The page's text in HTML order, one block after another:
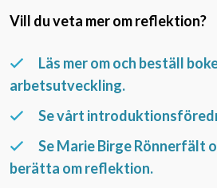
Vill du veta mer om reflektion?
Läs mer om och beställ
arbetsutveckling.
Se vårt
Se Marie Birge Rönnerfält
berätta om reflektion.